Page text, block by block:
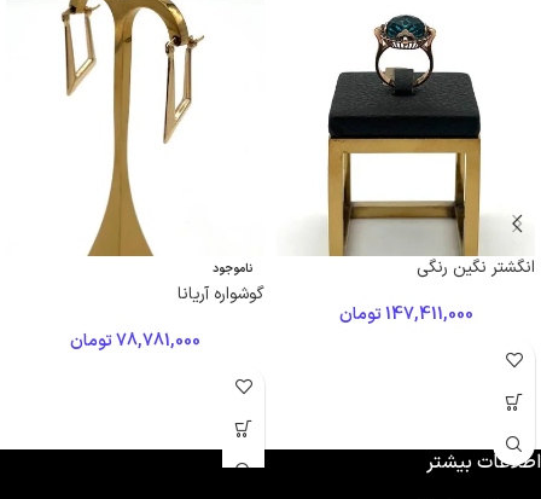
انگشتر نگین رنگی
147,411,000تومان
ناموجود
گوشواره آریانا
78,781,000تومان
اطلاعات بیشتر